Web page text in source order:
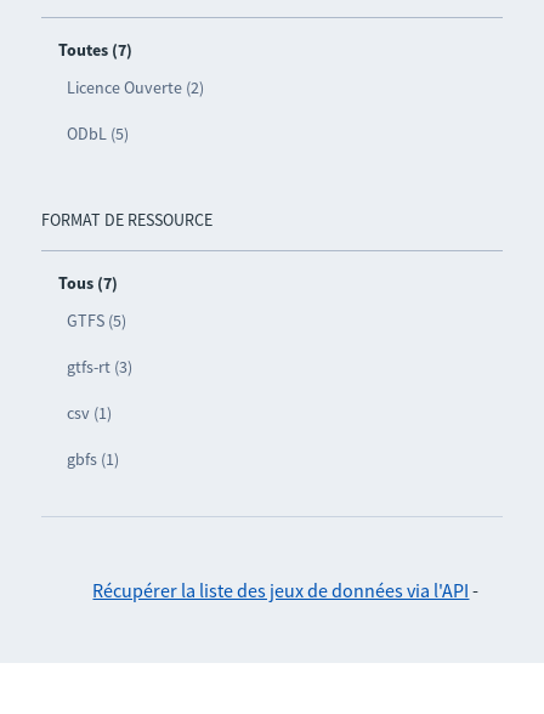
Toutes (7)
Licence Ouverte (2)
ODbL (5)
FORMAT DE RESSOURCE
Tous (7)
GTFS (5)
gtfs-rt (3)
csv (1)
gbfs (1)
Récupérer la liste des jeux de données via l'API -